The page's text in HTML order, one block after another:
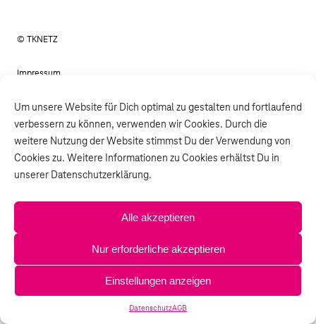
Um unsere Website für Dich optimal zu gestalten und fortlaufend
verbessern zu können, verwenden wir Cookies. Durch die
weitere Nutzung der Website stimmst Du der Verwendung von
Cookies zu. Weitere Informationen zu Cookies erhältst Du in
unserer Datenschutzerklärung.
Alle akzeptieren
Nur erforderliche akzeptieren
Einstellungen anzeigen
DatenschutzAGB
© TKNETZ
Impressum
Datenschutz
AGB